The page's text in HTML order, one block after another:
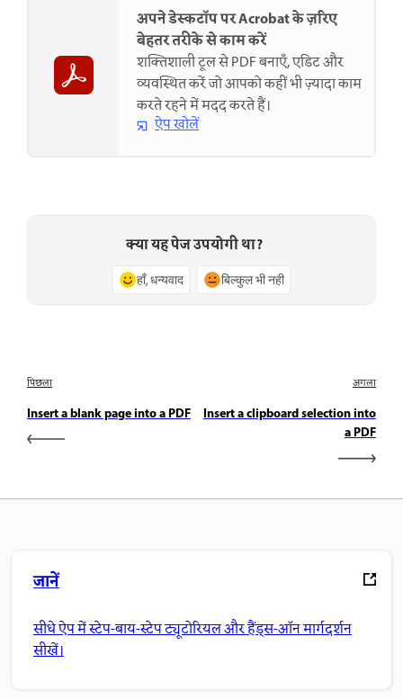
अपने डेस्कटॉप पर Acrobat के ज़रिए
बेहतर तरीके से काम करें
शक्तिशाली टूल से PDF बनाएँ, एडिट और
व्यवस्थित करें जो आपको कहीं भी ज़्यादा काम
करते रहने में मदद करते हैं।
ऐप खोलें
क्या यह पेज उपयोगी था?
हाँ, धन्यवाद बिल्कुल भी नहीं
पिछला
Insert a blank page into a PDF
अगला
Insert a clipboard selection into
a PDF
जानें
सीधे ऐप में स्टेप-बाय-स्टेप ट्यूटोरियल और हैंड्स-ऑन मार्गदर्शन
सीखें।